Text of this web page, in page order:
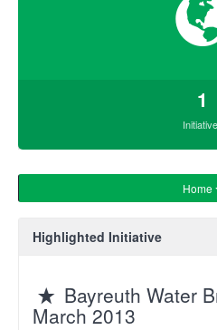
1
Home
Highlighted Initiative
Bayreuth Water
March 2013